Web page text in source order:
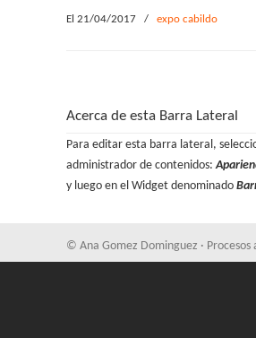
El 21/04/2017 / expo cabildo
Acerca de esta Barra Lateral
Para editar esta barra lateral,
administrador de contenidos:
y luego en el Widget denominado
© Ana Gomez Dominguez · Procesos